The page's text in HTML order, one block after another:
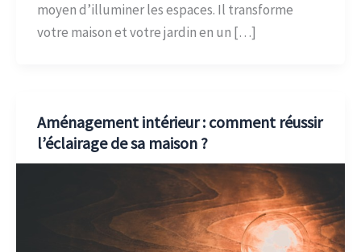
moyen d’illuminer les espaces. Il transforme
votre maison et votre jardin en un […]
Aménagement intérieur : comment réussir
l’éclairage de sa maison ?